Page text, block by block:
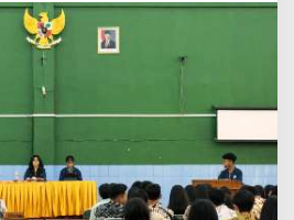
h
o
a
m
K